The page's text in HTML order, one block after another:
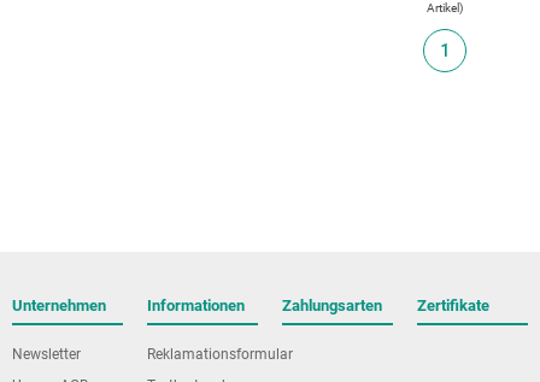
Artikel)
1
Unternehmen
Newsletter
Informationen
Reklamationsformular
Zahlungsarten Zertifikate